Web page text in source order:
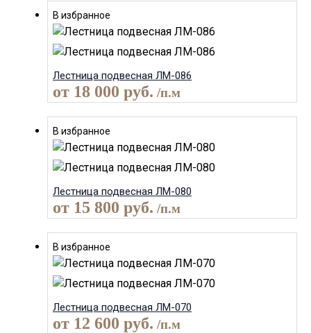
В избранное
Лестница подвесная ЛМ-086
от 18 000 руб. /п.м
В избранное
Лестница подвесная ЛМ-080
от 15 800 руб. /п.м
В избранное
Лестница подвесная ЛМ-070
от 12 600 руб. /п.м